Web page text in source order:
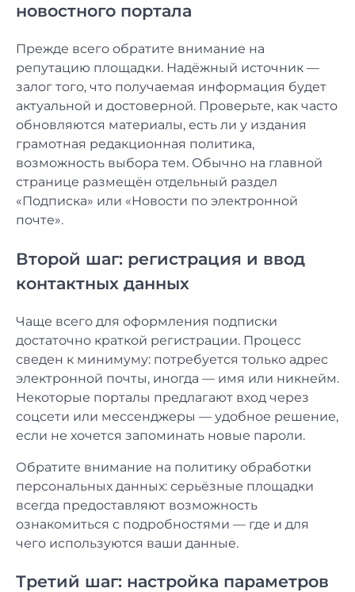
новостного портала
Прежде всего обратите внимание на
репутацию площадки. Надёжный источник —
залог того, что получаемая информация будет
актуальной и достоверной. Проверьте, как часто
обновляются материалы, есть ли у издания
грамотная редакционная политика,
возможность выбора тем. Обычно на главной
странице размещён отдельный раздел
«Подписка» или «Новости по электронной
почте».
Второй шаг: регистрация и ввод
контактных данных
Чаще всего для оформления подписки
достаточно краткой регистрации. Процесс
сведен к минимуму: потребуется только адрес
электронной почты, иногда — имя или никнейм.
Некоторые порталы предлагают вход через
соцсети или мессенджеры — удобное решение,
если не хочется запоминать новые пароли.
Обратите внимание на политику обработки
персональных данных: серьёзные площадки
всегда предоставляют возможность
ознакомиться с подробностями — где и для
чего используются ваши данные.
Третий шаг: настройка параметров